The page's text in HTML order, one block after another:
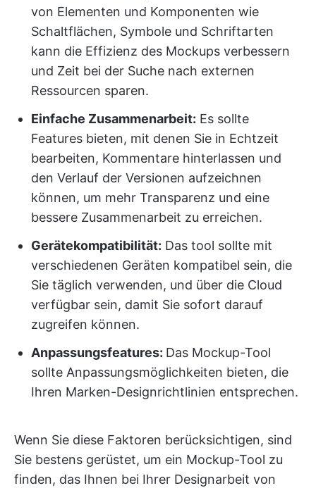
von Elementen und Komponenten wie
Schaltflächen, Symbole und Schriftarten
kann die Effizienz des Mockups verbessern
und Zeit bei der Suche nach externen
Ressourcen sparen.
Einfache Zusammenarbeit: Es sollte
Features bieten, mit denen Sie in Echtzeit
bearbeiten, Kommentare hinterlassen und
den Verlauf der Versionen aufzeichnen
können, um mehr Transparenz und eine
bessere Zusammenarbeit zu erreichen.
Gerätekompatibilität: Das tool sollte mit
verschiedenen Geräten kompatibel sein, die
Sie täglich verwenden, und über die Cloud
verfügbar sein, damit Sie sofort darauf
zugreifen können.
Anpassungsfeatures: Das Mockup-Tool
sollte Anpassungsmöglichkeiten bieten, die
Ihren Marken-Designrichtlinien entsprechen.
Wenn Sie diese Faktoren berücksichtigen, sind
Sie bestens gerüstet, um ein Mockup-Tool zu
finden, das Ihnen bei Ihrer Designarbeit von